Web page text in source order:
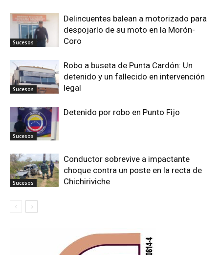
Sucesos
Delincuentes balean a motorizado para
despojarlo de su moto en la Morón-
Coro
Sucesos
Robo a buseta de Punta Cardón: Un
detenido y un fallecido en intervención
legal
Sucesos
Detenido por robo en Punto Fijo
Sucesos
Conductor sobrevive a impactante
choque contra un poste en la recta de
Chichiriviche